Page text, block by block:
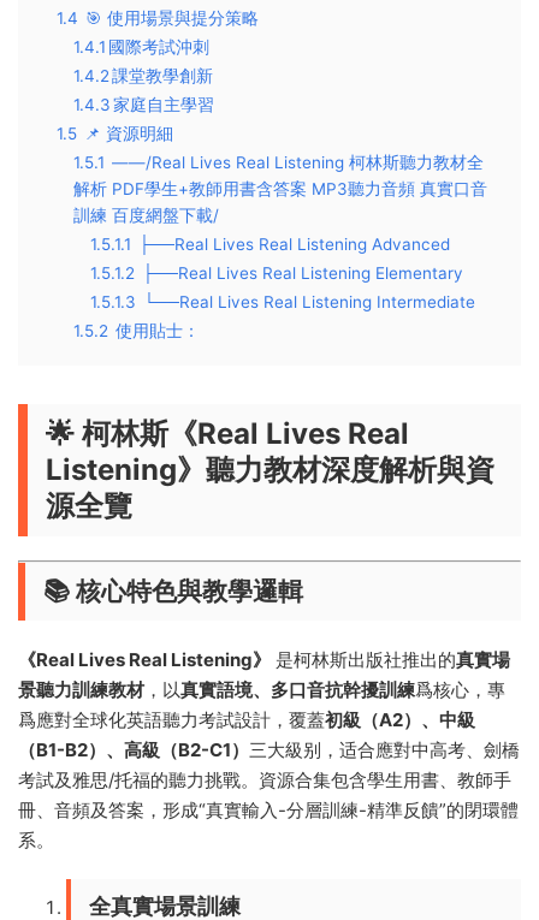
1.4 🎯 ​​使用場景與提分策略​​
1.4.1 ​​國際考試沖刺​​
1.4.2​​課堂教學創新​​
1.4.3​​家庭自主學習​​
1.5 📌 ​資源明細​​
1.5.1 ——/Real Lives Real Listening 柯林斯聽力教材全
解析 PDF學生+教師用書含答案 MP3聽力音頻 真實口音
訓練 百度網盤下載/
1.5.1.1
├──Real Lives Real Listening Advanced
1.5.1.2
├──Real Lives Real Listening Elementary
1.5.1.3
└──Real Lives Real Listening Intermediate
1.5.2 使用貼士​​：
🌟 ​ ​柯林斯《Real Lives Real
Listening》聽力教材深度解析與資
源全覽​
📚 ​​核心特色與教學邏輯​
《Real Lives Real Listening》​ ​ 是柯林斯出版社推出的​​真實場
景聽力訓練教材​​，以​​真實語境、多口音抗幹擾訓練​​爲核心，專
爲應對全球化英語聽力考試設計，覆蓋​​初級（A2）、中級
（B1-B2）、高級（B2-C1）​ ​三大級别，适合應對中高考、劍橋
考試及雅思/托福的聽力挑戰。資源合集包含學生用書、教師手
冊、音頻及答案，形成“真實輸入-分層訓練-精準反饋”的閉環體
系。
​全真實場景訓練​